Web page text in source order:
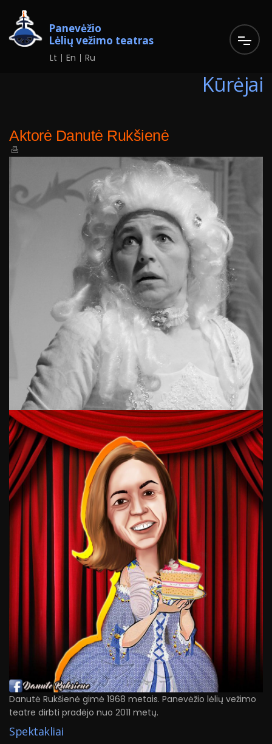
Panevėžio
Lėlių vežimo teatras
Lt En Ru
Kūrėjai
Aktorė Danutė Rukšienė
Danutė Rukšienė gimė 1968 metais. Panevėžio lėlių vežimo
teatre dirbti pradėjo nuo 2011 metų.
Spektakliai